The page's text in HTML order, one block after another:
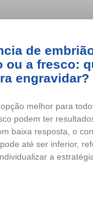
de
ou a fresco:
engravidar?
melhor para
podem ter
baixa resposta, o
até ser inferior,
a